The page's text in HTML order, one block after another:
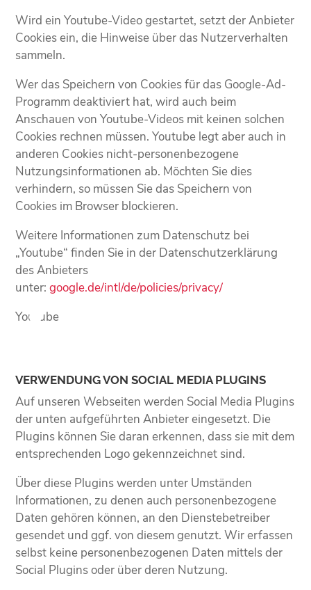
Wird ein Youtube-Video gestartet, setzt der Anbieter
Cookies ein, die Hinweise über das Nutzerverhalten
sammeln.
Wer das Speichern von Cookies für das Google-Ad-
Programm deaktiviert hat, wird auch beim
Anschauen von Youtube-Videos mit keinen solchen
Cookies rechnen müssen. Youtube legt aber auch in
anderen Cookies nicht-personenbezogene
Nutzungsinformationen ab. Möchten Sie dies
verhindern, so müssen Sie das Speichern von
Cookies im Browser blockieren.
Weitere Informationen zum Datenschutz bei
„Youtube“ finden Sie in der Datenschutzerklärung
des Anbieters
unter:google.de/intl/de/policies/privacy/
Youtube
VERWENDUNG VON SOCIAL MEDIA PLUGINS
Auf unseren Webseiten werden Social Media Plugins
der unten aufgeführten Anbieter eingesetzt. Die
Plugins können Sie daran erkennen, dass sie mit dem
entsprechenden Logo gekennzeichnet sind.
Über diese Plugins werden unter Umständen
Informationen, zu denen auch personenbezogene
Daten gehören können, an den Dienstebetreiber
gesendet und ggf. von diesem genutzt. Wir erfassen
selbst keine personenbezogenen Daten mittels der
Social Plugins oder über deren Nutzung.